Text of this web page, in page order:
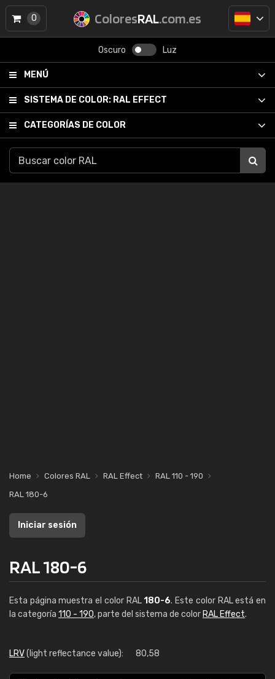
ColoresRAL.com.es
Oscuro Luz
MENÚ
SISTEMA DE COLOR: RAL EFFECT
CATEGORÍAS DE COLOR
0
Home Colores RAL RAL Effect
RAL 110 - 190
RAL 180-6
Iniciar sesión
RAL 180-6
Esta página muestra el color RAL180-6. Este color RAL está en
la categoría 110 - 190, parte del sistema de color RAL Effect.
LRV(light reflectance value): 80,58